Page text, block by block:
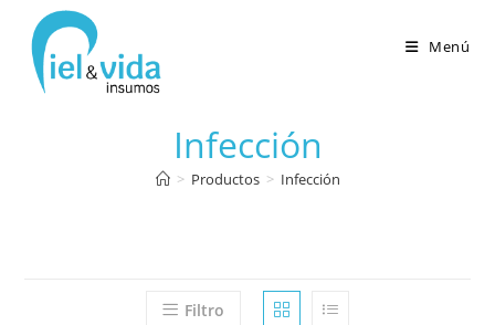
Menú
Infección
> Productos > Infección
Filtro